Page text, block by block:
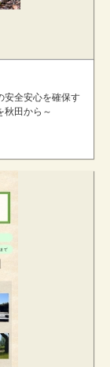
安全安心を確保す
秋田から～